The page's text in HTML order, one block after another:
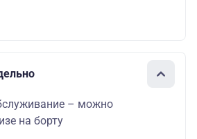
– можно
на борту